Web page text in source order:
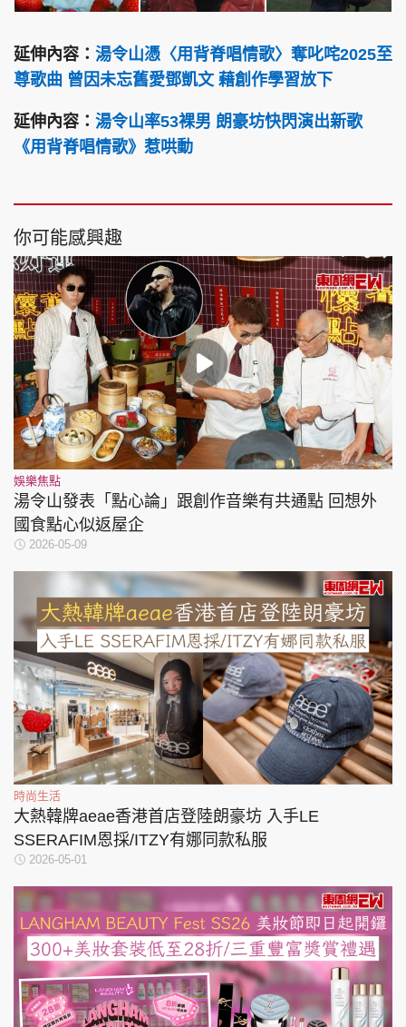
延伸內容： 湯令山憑〈用背脊唱情歌〉奪叱咤2025至
尊歌曲 曾因未忘舊愛鄧凱文 藉創作學習放下
延伸內容： 湯令山率53裸男 朗豪坊快閃演出新歌
《用背脊唱情歌》惹哄動
你可能感興趣
娛樂焦點
湯令山發表「點心論」跟創作音樂有共通點 回想外
國食點心似返屋企
2026-05-09
時尚生活
大熱韓牌aeae香港首店登陸朗豪坊 入手LE
SSERAFIM恩採/ITZY有娜同款私服
2026-05-01